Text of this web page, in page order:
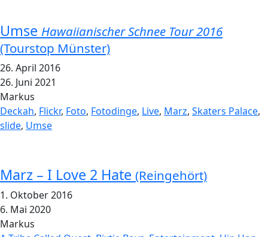
Umse Hawaiianischer Schnee Tour 2016
(Tourstop Münster)
26. April 2016
26. Juni 2021
Markus
Deckah, Flickr, Foto, Fotodinge, Live, Marz, Skaters Palace,
slide, Umse
Marz – I Love 2 Hate (Reingehört)
1. Oktober 2016
6. Mai 2020
Markus